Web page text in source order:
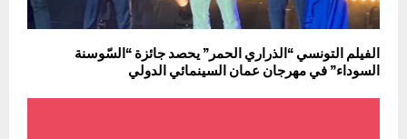
الفيلم التونسي “الذراري الحمر” يحصد جائزة “السّوسنة
السوداء” في مهرجان عمان السينمائي الدولي